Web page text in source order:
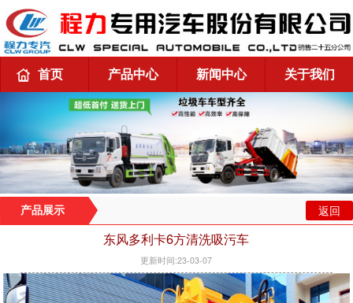
首页 产品中心 新闻中心 关于我们
产品展示 返回
东风多利卡6方清洗吸污车
更新时间:23-03-07